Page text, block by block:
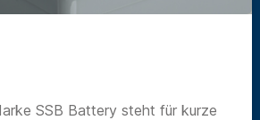
SSB Battery steht für kurze